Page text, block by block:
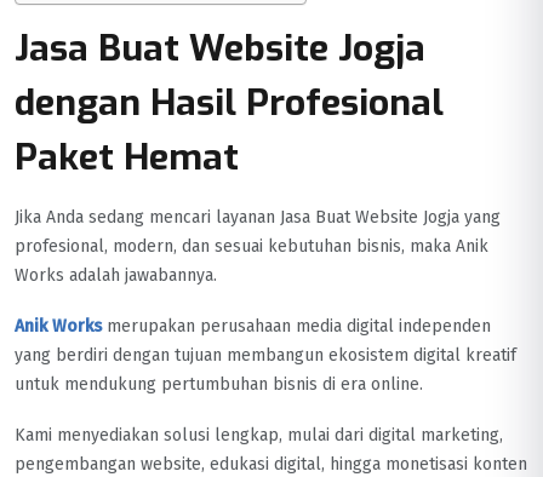
Jasa Buat Website Jogja
dengan Hasil Profesional
Paket Hemat
Jika Anda sedang mencari layanan Jasa Buat Website Jogja yang
profesional, modern, dan sesuai kebutuhan bisnis, maka Anik
Works adalah jawabannya.
Anik Worksmerupakan perusahaan media digital independen
yang berdiri dengan tujuan membangun ekosistem digital kreatif
untuk mendukung pertumbuhan bisnis di era online.
Kami menyediakan solusi lengkap, mulai dari digital marketing,
pengembangan website, edukasi digital, hingga monetisasi konten